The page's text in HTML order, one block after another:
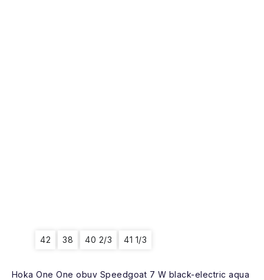
Hoka One One obuv Speedgoat 7 W black-electric aqua
42 38 40 2/3 41 1/3